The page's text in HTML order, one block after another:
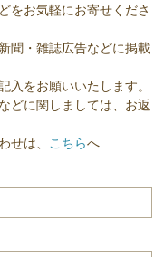
をお気軽にお寄せくださ
聞・雑誌広告などに掲載
をお願いいたします。
どに関しましては、お返
せは、 こちらへ